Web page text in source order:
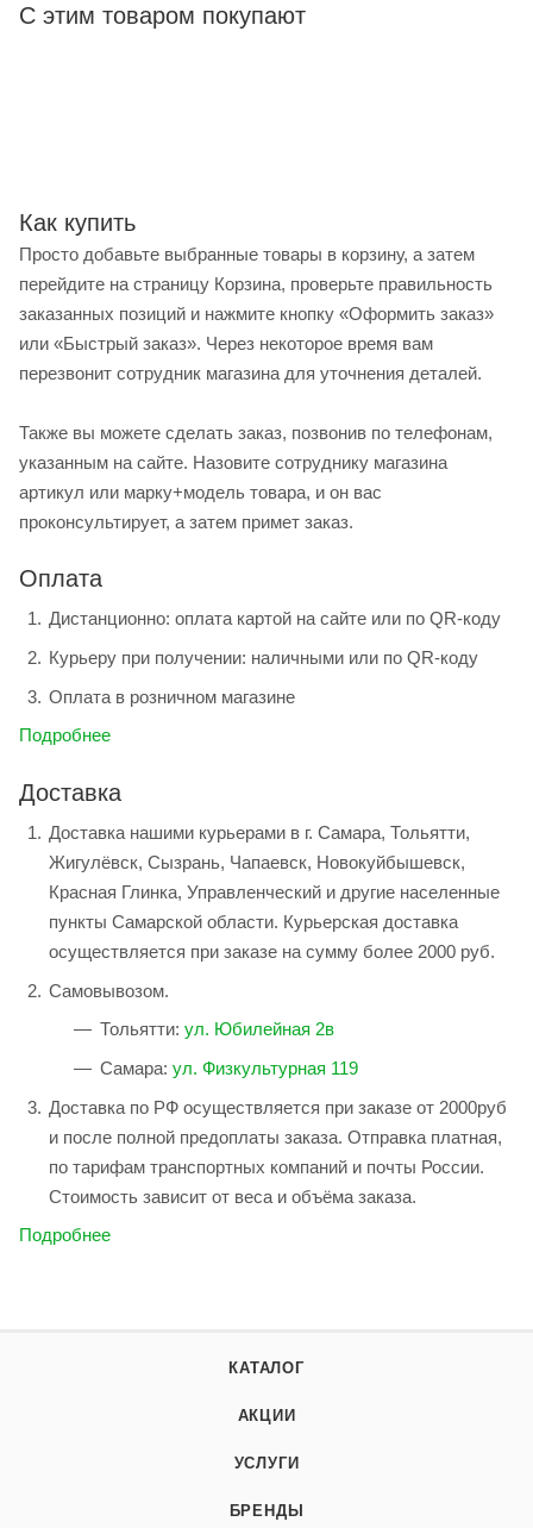
С этим товаром покупают
Как купить
Просто добавьте выбранные товары в корзину, а затем
перейдите на страницу Корзина, проверьте правильность
заказанных позиций и нажмите кнопку «Оформить заказ»
или «Быстрый заказ». Через некоторое время вам
перезвонит сотрудник магазина для уточнения деталей.
Также вы можете сделать заказ, позвонив по телефонам,
указанным на сайте. Назовите сотруднику магазина
артикул или марку+модель товара, и он вас
проконсультирует, а затем примет заказ.
Оплата
Дистанционно: оплата картой на сайте или по QR-коду
Курьеру при получении: наличными или по QR-коду
Оплата в розничном магазине
Подробнее
Доставка
Доставка нашими курьерами в г. Самара, Тольятти,
Жигулёвск, Сызрань, Чапаевск, Новокуйбышевск,
Красная Глинка, Управленческий и другие населенные
пункты Самарской области. Курьерская доставка
осуществляется при заказе на сумму более 2000 руб.
Самовывозом.
Тольятти: ул. Юбилейная 2в
Самара: ул. Физкультурная 119
Доставка по РФ осуществляется при заказе от 2000руб
и после полной предоплаты заказа. Отправка платная,
по тарифам транспортных компаний и почты России.
Стоимость зависит от веса и объёма заказа.
Подробнее
КАТАЛОГ
АКЦИИ
УСЛУГИ
БРЕНДЫ